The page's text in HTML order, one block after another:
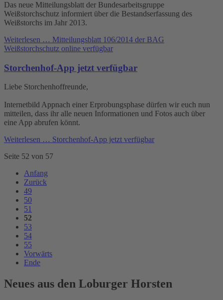
Das neue Mitteilungsblatt der Bundesarbeitsgruppe
Weißstorchschutz informiert über die Bestandserfassung des
Weißstorchs im Jahr 2013.
Weiterlesen … Mitteilungsblatt 106/2014 der BAG
Weißstorchschutz online verfügbar
Storchenhof-App jetzt verfügbar
Liebe Storchenhoffreunde,
Internetbild Appnach einer Erprobungsphase dürfen wir euch nun
mitteilen, dass ihr alle neuen Informationen und Fotos auch über
eine App abrufen könnt.
Weiterlesen … Storchenhof-App jetzt verfügbar
Seite 52 von 57
Anfang
Zurück
49
50
51
52
53
54
55
Vorwärts
Ende
Neues aus den Loburger Horsten